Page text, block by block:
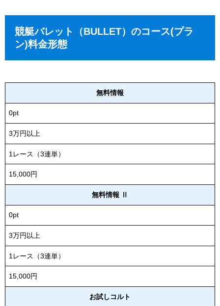
競艇バレット（BULLET）のコース(プラ
ン)料金形態
無料情報
0pt
3万円以上
1レース（3連単）
15,000円
無料情報 Ⅱ
0pt
3万円以上
1レース（3連単）
15,000円
お試しコルト